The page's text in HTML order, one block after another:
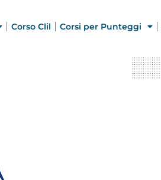
Corso Clil Corsi per Punteggi